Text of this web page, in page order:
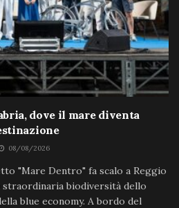
dove il mare diventa
08/08/2026
"Mare Dentro" fa scalo a Reggio
biodiversità dello
blue economy. A bordo del